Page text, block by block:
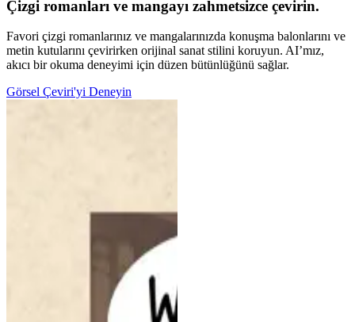
Çizgi romanları ve mangayı zahmetsizce çevirin.
Favori çizgi romanlarınız ve mangalarınızda konuşma balonlarını ve
metin kutularını çevirirken orijinal sanat stilini koruyun. AI’mız,
akıcı bir okuma deneyimi için düzen bütünlüğünü sağlar.
Görsel Çeviri'yi Deneyin